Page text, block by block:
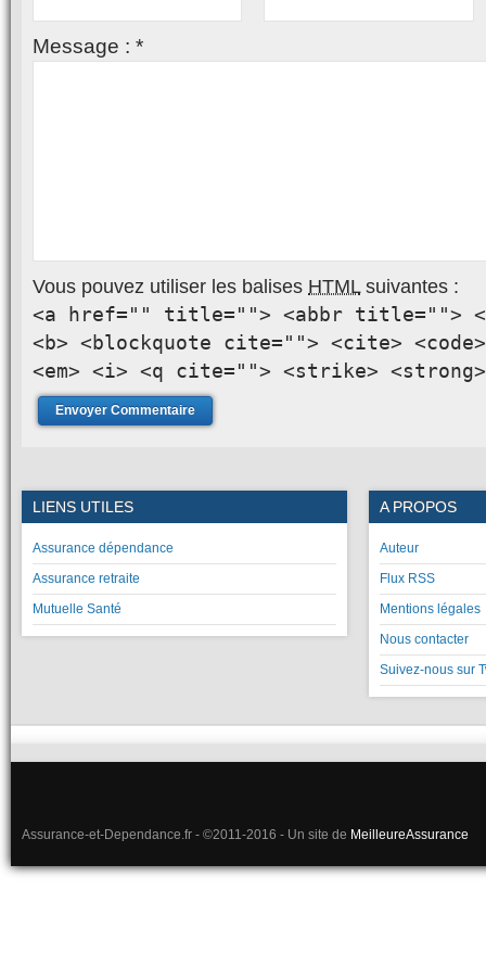
Message : *
Vous pouvez utiliser les balises HTMLsuivantes :
<a href="" title=""> <abbr title="">
<b> <blockquote cite=""> <cite>
<em> <i> <q cite=""> <strike> <strong>
LIENS UTILES
Assurance dépendance
Assurance retraite
Mutuelle Santé
A PROPOS
Auteur
Flux RSS
Mentions légales
Nous contacter
Suivez-nous sur
Assurance-et-Dependance.fr - ©2011-2016 - Un site de MeilleureAssurance